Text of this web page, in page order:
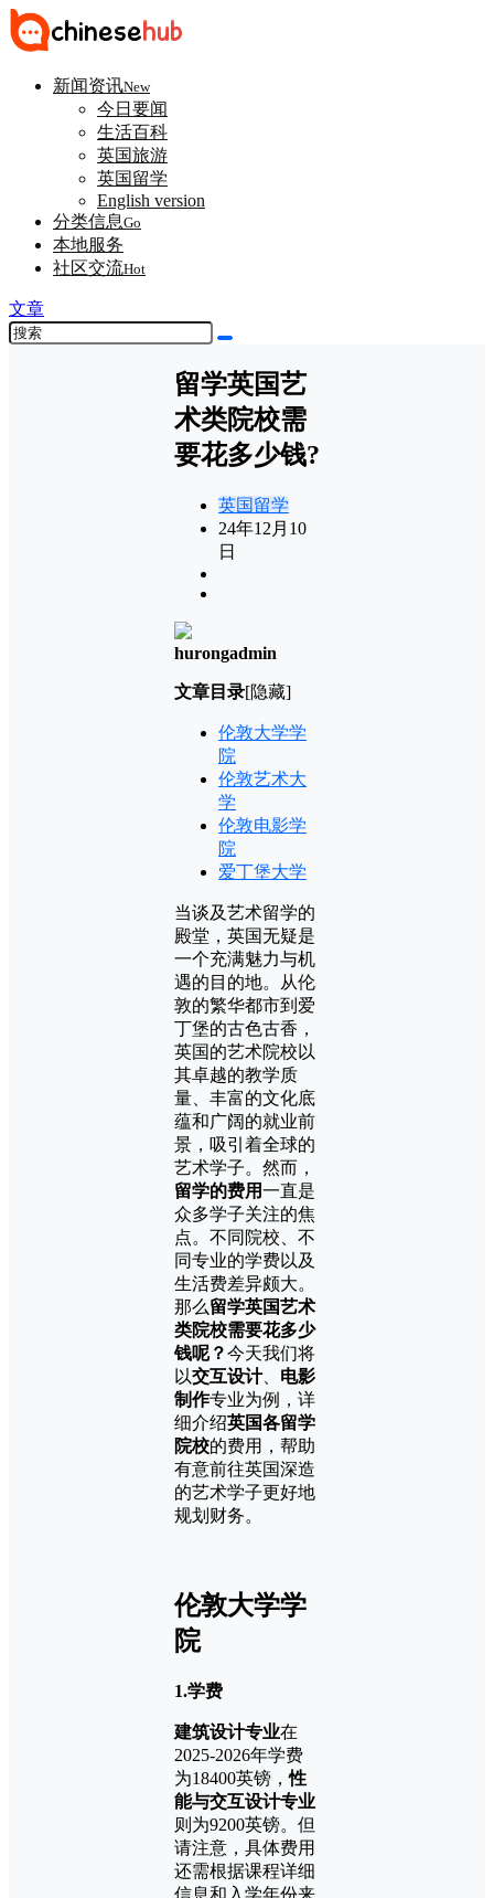
新闻资讯New
今日要闻
生活百科
英国旅游
英国留学
English version
分类信息Go
本地服务
社区交流Hot
文章
留学英国艺
术类院校需
要花多少钱?
英国留学
24年12月10
日
hurongadmin
文章目录[隐藏]
伦敦大学学
院
伦敦艺术大
学
伦敦电影学
院
爱丁堡大学
当谈及艺术留学的
殿堂，英国无疑是
一个充满魅力与机
遇的目的地。从伦
敦的繁华都市到爱
丁堡的古色古香，
英国的艺术院校以
其卓越的教学质
量、丰富的文化底
蕴和广阔的就业前
景，吸引着全球的
艺术学子。然而，
留学的费用一直是
众多学子关注的焦
点。不同院校、不
同专业的学费以及
生活费差异颇大。
那么留学英国艺术
类院校需要花多少
钱呢？今天我们将
以交互设计、 电影
制作专业为例，详
细介绍英国各留学
院校的费用，帮助
有意前往英国深造
的艺术学子更好地
规划财务。
伦敦大学学
院
1.学费
建筑设计专业在
2025-2026年学费
为18400英镑，性
能与交互设计专业
则为9200英镑。但
请注意，具体费用
还需根据课程详细
信息和入学年份来